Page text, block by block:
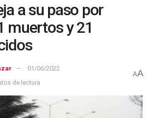
a su paso por
muertos y 21
01/06/2022
de lectura
AA